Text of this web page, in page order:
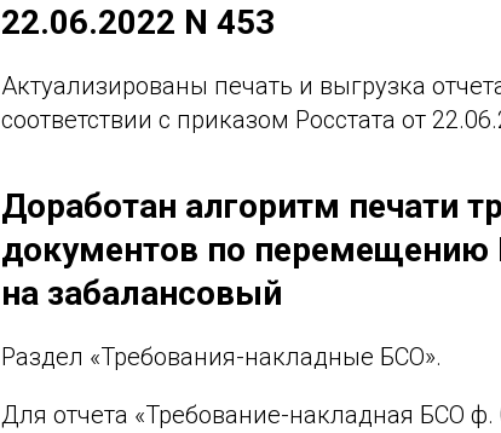
22.06.2022 N 453
Актуализированы печать и выгрузка
соответствии с приказом Росстата от
Доработан алгоритм печати
документов по перемещению
на забалансовый
Раздел «Требования-накладные БСО».
Для отчета «Требование-накладная БСО ф.